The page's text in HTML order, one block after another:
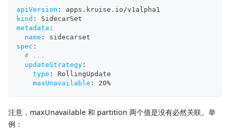
apiVersion :
apps.kruise.io/v1alpha1
kind :
SidecarSet
metadata :
name :
sidecarset
spec :
# ...
updateStrategy :
type :
RollingUpdate
maxUnavailable : 20%
注意，maxUnavailable 和 partition 两个值是没有必然关联。举
例：